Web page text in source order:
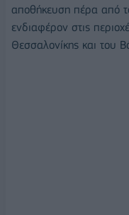
αποθήκευση πέρα από
ενδιαφέρον στις
Θεσσαλονίκης και του